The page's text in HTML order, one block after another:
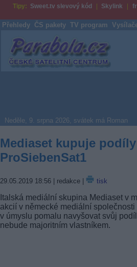
Tipy: Sweet.tv slevový kód Skylink
Přehledy ČS pakety TV program
Parabola.cz
Neděle, 9. srpna 2026, svátek má Roman
Mediaset kupuje
ProSiebenSat1
29.05.2019 18:56 | redakce | tisk
Italská mediální skupina Mediaset v
akcií v německé mediální
v úmyslu pomalu navyšovat svůj
nebude majoritním vlastníkem.